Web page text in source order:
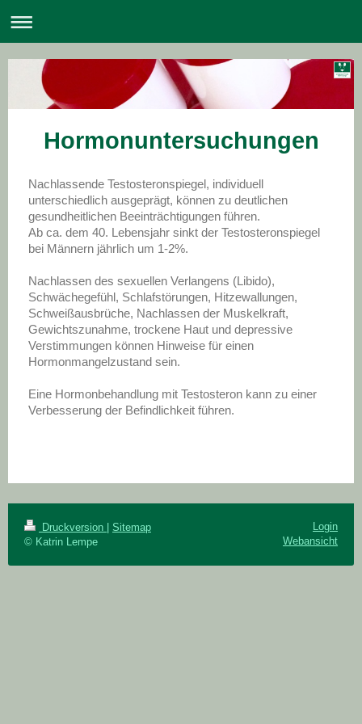
Hormonuntersuchungen
Nachlassende Testosteronspiegel, individuell
unterschiedlich ausgeprägt, können zu deutlichen
gesundheitlichen Beeinträchtigungen führen.
Ab ca. dem 40. Lebensjahr sinkt der Testosteronspiegel
bei Männern jährlich um 1-2%.
Nachlassen des sexuellen Verlangens (Libido),
Schwächegefühl, Schlafstörungen, Hitzewallungen,
Schweißausbrüche, Nachlassen der Muskelkraft,
Gewichtszunahme, trockene Haut und depressive
Verstimmungen können Hinweise für einen
Hormonmangelzustand sein.
Eine Hormonbehandlung mit Testosteron kann zu einer
Verbesserung der Befindlichkeit führen.
Druckversion
Sitemap
© Katrin Lempe
Login
Webansicht